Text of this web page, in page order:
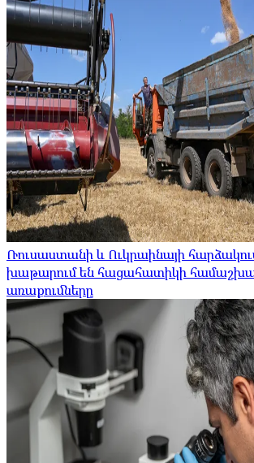
Ռուսաստանի և Ուկրաինայի
խաթարում են հացահատիկի
առաքումները